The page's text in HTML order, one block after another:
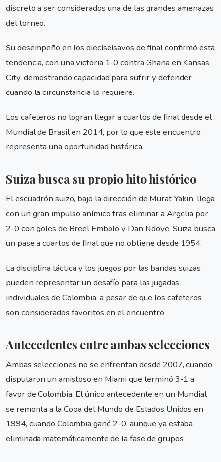
discreto a ser considerados una de las grandes amenazas
del torneo.
Su desempeño en los dieciseisavos de final confirmó esta
tendencia, con una victoria 1-0 contra Ghana en Kansas
City, demostrando capacidad para sufrir y defender
cuando la circunstancia lo requiere.
Los cafeteros no logran llegar a cuartos de final desde el
Mundial de Brasil en 2014, por lo que este encuentro
representa una oportunidad histórica.
Suiza busca su propio hito histórico
El escuadrón suizo, bajo la dirección de Murat Yakin, llega
con un gran impulso anímico tras eliminar a Argelia por
2-0 con goles de Breel Embolo y Dan Ndoye. Suiza busca
un pase a cuartos de final que no obtiene desde 1954.
La disciplina táctica y los juegos por las bandas suizas
pueden representar un desafío para las jugadas
individuales de Colombia, a pesar de que los cafeteros
son considerados favoritos en el encuentro.
Antecedentes entre ambas selecciones
Ambas selecciones no se enfrentan desde 2007, cuando
disputaron un amistoso en Miami que terminó 3-1 a
favor de Colombia. El único antecedente en un Mundial
se remonta a la Copa del Mundo de Estados Unidos en
1994, cuando Colombia ganó 2-0, aunque ya estaba
eliminada matemáticamente de la fase de grupos.